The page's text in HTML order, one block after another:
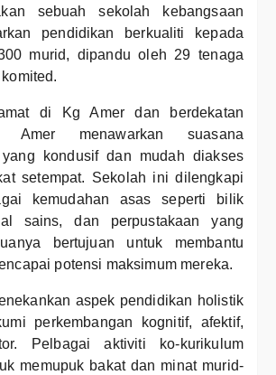
sebuah sekolah kebangsaan
pendidikan berkualiti kepada
murid, dipandu oleh 29 tenaga
di Kg Amer dan berdekatan
Amer menawarkan suasana
yang kondusif dan mudah diakses
setempat. Sekolah ini dilengkapi
kemudahan asas seperti bilik
sains, dan perpustakaan yang
bertujuan untuk membantu
potensi maksimum mereka.
aspek pendidikan holistik
perkembangan kognitif, afektif,
Pelbagai aktiviti ko-kurikulum
memupuk bakat dan minat murid-